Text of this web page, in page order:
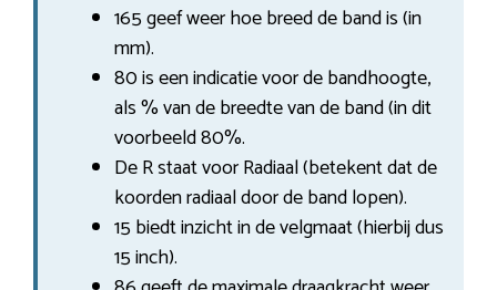
165 geef weer hoe breed de band is (in
mm).
80 is een indicatie voor de bandhoogte,
als % van de breedte van de band (in dit
voorbeeld 80%.
De R staat voor Radiaal (betekent dat de
koorden radiaal door de band lopen).
15 biedt inzicht in de velgmaat (hierbij dus
15 inch).